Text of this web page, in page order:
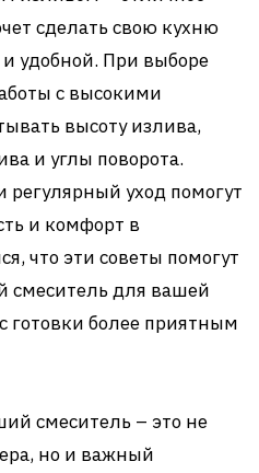
сделать свою кухню
удобной. При выборе
с высокими
высоту излива,
и углы поворота.
регулярный уход помогут
и комфорт в
что эти советы помогут
смеситель для вашей
готовки более приятным
смеситель – это не
но и важный